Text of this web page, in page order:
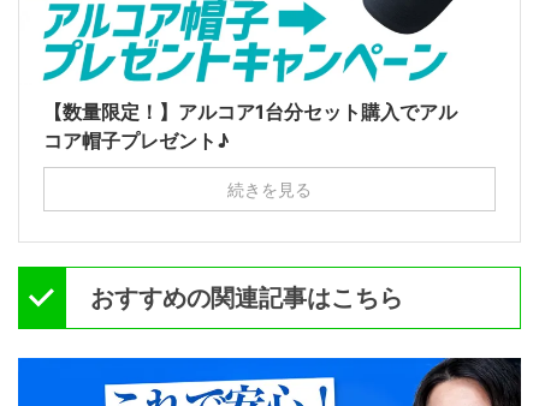
【数量限定！】アルコア1台分セット購入でアル
コア帽子プレゼント♪
続きを見る
おすすめの関連記事はこちら